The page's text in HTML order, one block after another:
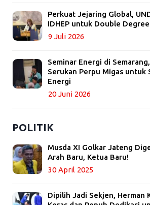
Perkuat Jejaring Global,
IDHEP untuk Double
9 Juli 2026
Seminar Energi di
Serukan Perpu Migas untuk
Energi
20 Juni 2026
POLITIK
Musda XI Golkar Jateng
Arah Baru, Ketua Baru!
30 April 2025
Dipilih Jadi Sekjen, Herman